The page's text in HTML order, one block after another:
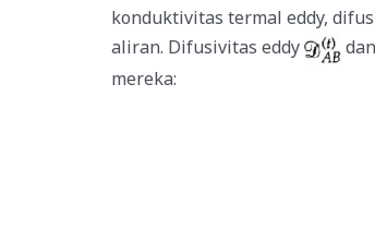
konduktivitas termal eddy,
aliran. Difusivitas eddy
mereka: